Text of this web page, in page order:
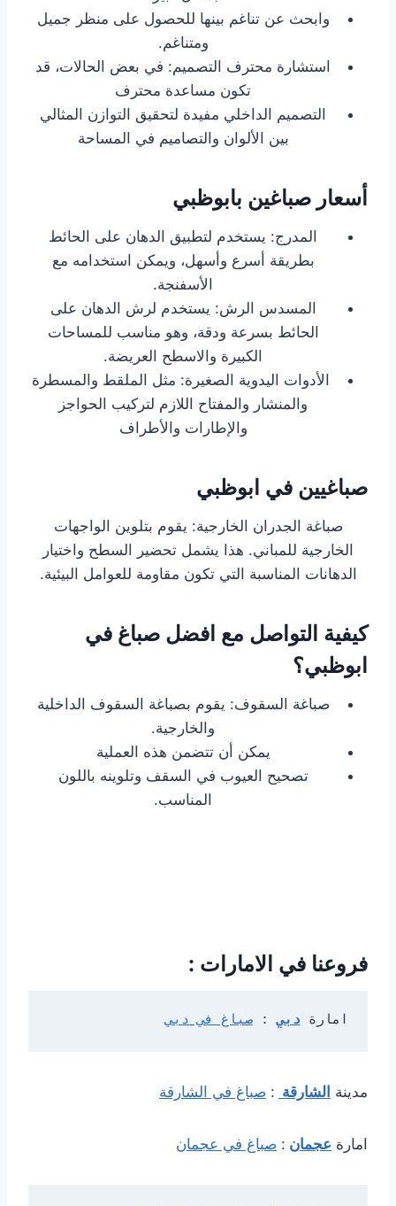
وابحث عن تناغم بينها للحصول على منظر جميل
ومتناغم.
استشارة محترف التصميم: في بعض الحالات، قد
تكون مساعدة محترف
التصميم الداخلي مفيدة لتحقيق التوازن المثالي
بين الألوان والتصاميم في المساحة
أسعار صباغين بابوظبي
المدرج: يستخدم لتطبيق الدهان على الحائط
بطريقة أسرع وأسهل، ويمكن استخدامه مع
الأسفنجة.
المسدس الرش: يستخدم لرش الدهان على
الحائط بسرعة ودقة، وهو مناسب للمساحات
الكبيرة والاسطح العريضة.
الأدوات اليدوية الصغيرة: مثل الملقط والمسطرة
والمنشار والمفتاح اللازم لتركيب الحواجز
والإطارات والأطراف
صباغيين في ابوظبي
صباغة الجدران الخارجية: يقوم بتلوين الواجهات
الخارجية للمباني. هذا يشمل تحضير السطح واختيار
الدهانات المناسبة التي تكون مقاومة للعوامل البيئية.
كيفية التواصل مع افضل صباغ في
ابوظبي؟
صباغة السقوف: يقوم بصباغة السقوف الداخلية
والخارجية.
يمكن أن تتضمن هذه العملية
تصحيح العيوب في السقف وتلوينه باللون
المناسب.
فروعنا في الامارات :
امارة دبي : صباغ في دبي
مدينة الشارقة : صباغ في الشارقة
امارة عجمان : صباغ في عجمان